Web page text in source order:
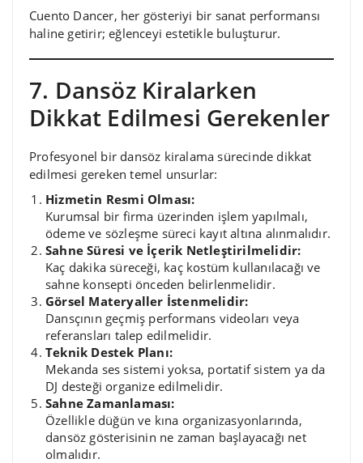
Cuento Dancer, her gösteriyi bir sanat performansı
haline getirir; eğlenceyi estetikle buluşturur.
7. Dansöz Kiralarken
Dikkat Edilmesi Gerekenler
Profesyonel bir dansöz kiralama sürecinde dikkat
edilmesi gereken temel unsurlar:
Hizmetin Resmi Olması:
Kurumsal bir firma üzerinden işlem yapılmalı,
ödeme ve sözleşme süreci kayıt altına alınmalıdır.
Sahne Süresi ve İçerik Netleştirilmelidir:
Kaç dakika süreceği, kaç kostüm kullanılacağı ve
sahne konsepti önceden belirlenmelidir.
Görsel Materyaller İstenmelidir:
Dansçının geçmiş performans videoları veya
referansları talep edilmelidir.
Teknik Destek Planı:
Mekanda ses sistemi yoksa, portatif sistem ya da
DJ desteği organize edilmelidir.
Sahne Zamanlaması:
Özellikle düğün ve kına organizasyonlarında,
dansöz gösterisinin ne zaman başlayacağı net
olmalıdır.